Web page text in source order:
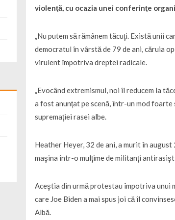
violenţă, cu ocazia unei conferinţe
„Nu putem să rămânem tăcuţi. Există unii
democratul în vârstă de 79 de ani, căruia
virulent împotriva dreptei radicale.
„Evocând extremismul, noi îl reducem la
a fost anunţat pe scenă, într-un mod
supremaţiei rasei albe.
Heather Heyer, 32 de ani, a murit în
maşina într-o mulţime de militanţi
Aceştia din urmă protestau împotriva unui
care Joe Biden a mai spus joi că îl
Albă.